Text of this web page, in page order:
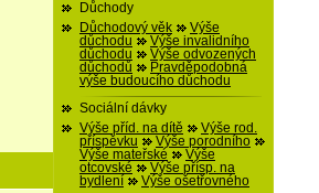
Důchody
Důchodový věk
Výše
důchodu
Výše invalidního
důchodu
Výše odvozených
důchodů
Pravděpodobná
výše budoucího důchodu
Sociální dávky
Výše příd. na dítě
Výše rod.
příspěvku
Výše porodního
Výše mateřské
Výše
otcovské
Výše přísp. na
bydlení
Výše ošetřovného